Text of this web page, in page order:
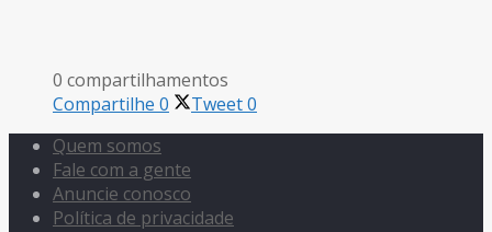
0 compartilhamentos
Compartilhe 0 Tweet0
Quem somos
Fale com a gente
Anuncie conosco
Política de privacidade